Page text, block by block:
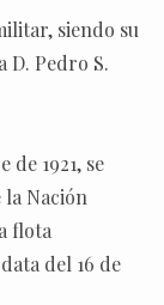
siendo su
D. Pedro S.
de 1921, se
Nación
flota
del 16 de